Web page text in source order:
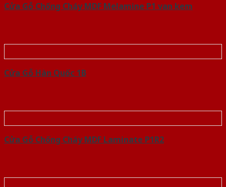
Cửa Gỗ Chống Cháy MDF Melamine P1 van kem
Cửa Gỗ Hàn Quốc 1B
Cửa Gỗ Chống Cháy MDF Laminate P1R2